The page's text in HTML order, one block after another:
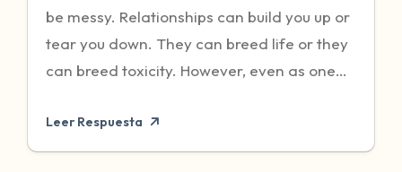
be messy. Relationships can build you up or
tear you down. They can breed life or they
can breed toxicity. However, even as one
trauma from previous experiences can
make it extremely difficult to connect with
Leer Respuesta